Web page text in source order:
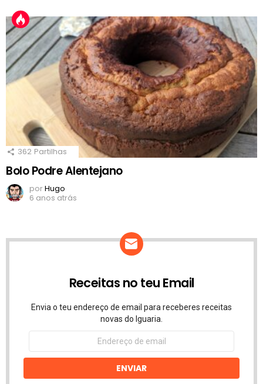
362 Partilhas
Bolo Podre Alentejano
porHugo
6 anos atrás
Receitas no teu Email
Envia o teu endereço de email para receberes receitas
novas do Iguaria.
Endereço
email
ENVIAR